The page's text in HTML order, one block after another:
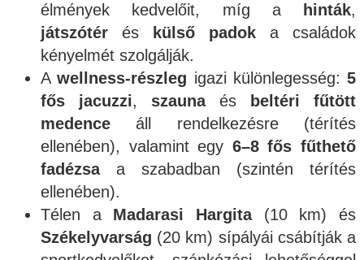
élmények kedvelőit, míg a
hinták,
játszótér és külső padok a családok
kényelmét szolgálják.
Awellness-részleg igazi különlegesség: 5
fős jacuzzi, szaunaés
beltéri fűtött
medence áll rendelkezésre (térítés
ellenében), valamint egy 6–8 fős fűthető
fadézsaa szabadban (szintén térítés
ellenében).
Télen a Madarasi Hargita(10 km) és
Székelyvarság (20 km) sípályái csábítják a